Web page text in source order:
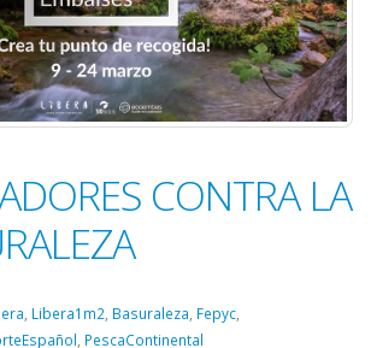
CONTRA LA
Libera1m2 Basuraleza Fepyc
PescaContinental